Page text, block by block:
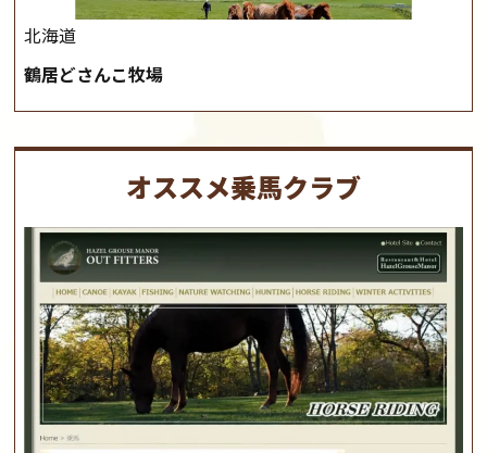
北海道
鶴居どさんこ牧場
オススメ乗馬クラブ